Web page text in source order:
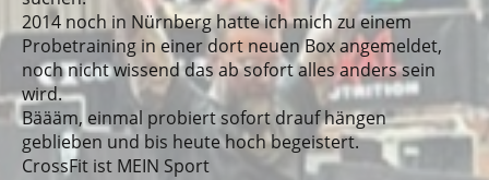
2014 noch in Nürnberg hatte ich mich zu einem
Probetraining in einer dort neuen Box angemeldet,
noch nicht wissend das ab sofort alles anders sein
wird.
Bäääm, einmal probiert sofort drauf hängen
geblieben und bis heute hoch begeistert.
CrossFit ist MEIN Sport